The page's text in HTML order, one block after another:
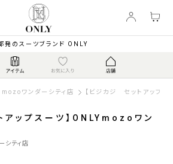
発のスーツブランド ONLY
mozoワンダーシティ店 【ビジカジ セットアップ
アップスーツ】ONLYmozoワン
シティ店